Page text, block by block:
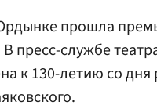
прошла
пресс-службе
к 130-летию со